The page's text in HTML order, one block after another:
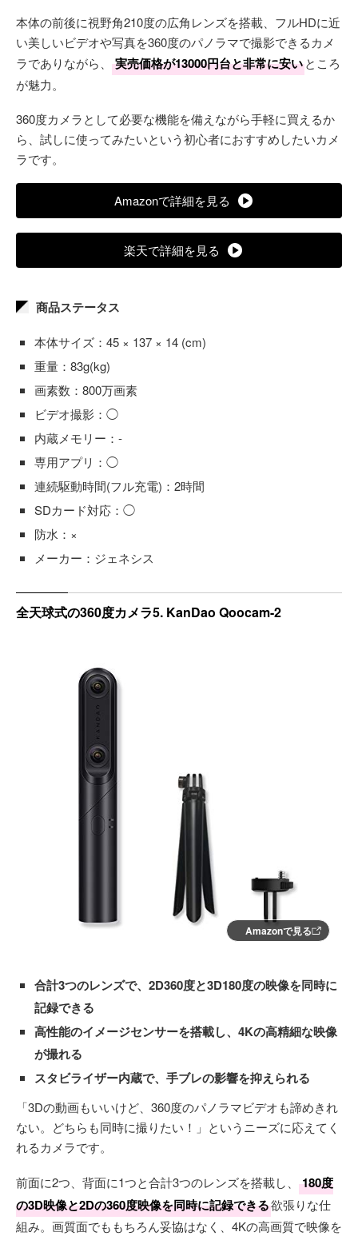
本体の前後に視野角210度の広角レンズを搭載、フルHDに近
い美しいビデオや写真を360度のパノラマで撮影できるカメ
ラでありながら、
実売価格が13000円台と非常に安いところ
が魅力。
360度カメラとして必要な機能を備えながら手軽に買えるか
ら、試しに使ってみたいという初心者におすすめしたいカメ
ラです。
Amazonで詳細を見る
楽天で詳細を見る
商品ステータス
本体サイズ：45 × 137 × 14 (cm)
重量：83g(kg)
画素数：800万画素
ビデオ撮影：◯
内蔵メモリー：-
専用アプリ：◯
連続駆動時間(フル充電)：2時間
SDカード対応：◯
防水：×
メーカー：ジェネシス
全天球式の360度カメラ5. KanDao Qoocam-2
Amazonで見る
合計3つのレンズで、2D360度と3D180度の映像を同時に
記録できる
高性能のイメージセンサーを搭載し、4Kの高精細な映像
が撮れる
スタビライザー内蔵で、手ブレの影響を抑えられる
「3Dの動画もいいけど、360度のパノラマビデオも諦めきれ
ない。どちらも同時に撮りたい！」というニーズに応えてく
れるカメラです。
前面に2つ、背面に1つと合計3つのレンズを搭載し、
180度
の3D映像と2Dの360度映像を同時に記録できる欲張りな仕
組み。画質面でももちろん妥協はなく、4Kの高画質で映像を